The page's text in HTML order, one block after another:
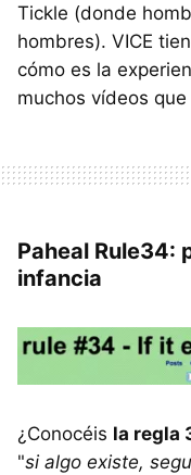
Tickle (donde
hombres). VICE
cómo es la
muchos vídeos
Paheal Rule34:
infancia
¿Conocéis la regla
"si algo existe,